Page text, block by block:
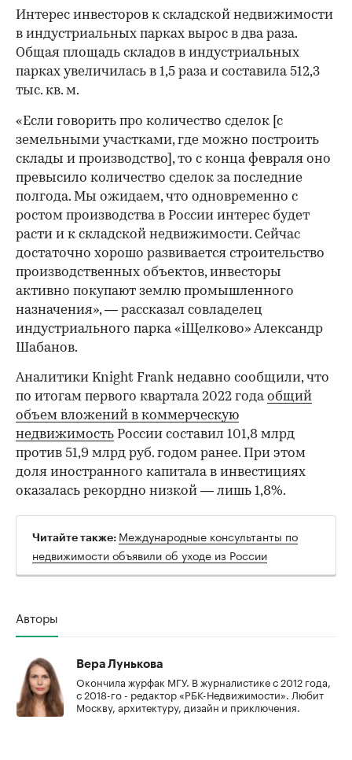
Интерес инвесторов к складской недвижимости
в индустриальных парках вырос в два раза.
Общая площадь складов в индустриальных
парках увеличилась в 1,5 раза и составила 512,3
тыс. кв. м.
00:00 / 00:00
«Если говорить про количество сделок [с
земельными участками, где можно построить
склады и производство], то с конца февраля оно
превысило количество сделок за последние
полгода. Мы ожидаем, что одновременно с
ростом производства в России интерес будет
расти и к складской недвижимости. Сейчас
достаточно хорошо развивается строительство
производственных объектов, инвесторы
активно покупают землю промышленного
назначения», — рассказал совладелец
индустриального парка «iЩелково» Александр
Шабанов.
Аналитики Knight Frank недавно сообщили, что
по итогам первого квартала 2022 годаобщий
объем вложений в коммерческую
недвижимость России составил 101,8 млрд
против 51,9 млрд руб. годом ранее. При этом
доля иностранного капитала в инвестициях
оказалась рекордно низкой — лишь 1,8%.
Читайте также: Международные консультанты по
недвижимости объявили об уходе из России
Авторы
Вера Лунькова
Окончила журфак МГУ. В журналистике с 2012 года,
с 2018-го - редактор «РБК-Недвижимости». Любит
Москву, архитектуру, дизайн и приключения.